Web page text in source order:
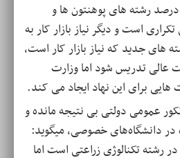
رشته های پوهنتون ها و
است و دیگر نیاز بازار کار به
های جدید که نیاز بازار کار است،
عالی تدریس شود اما وزارت
برای این نهاد ایجاد می کند.
عمومی دولتی بی نتیجه مانده و
در دانشگاه‌های خصوصی، میگوید:
رشته تکنالوژی زراعتی است اما